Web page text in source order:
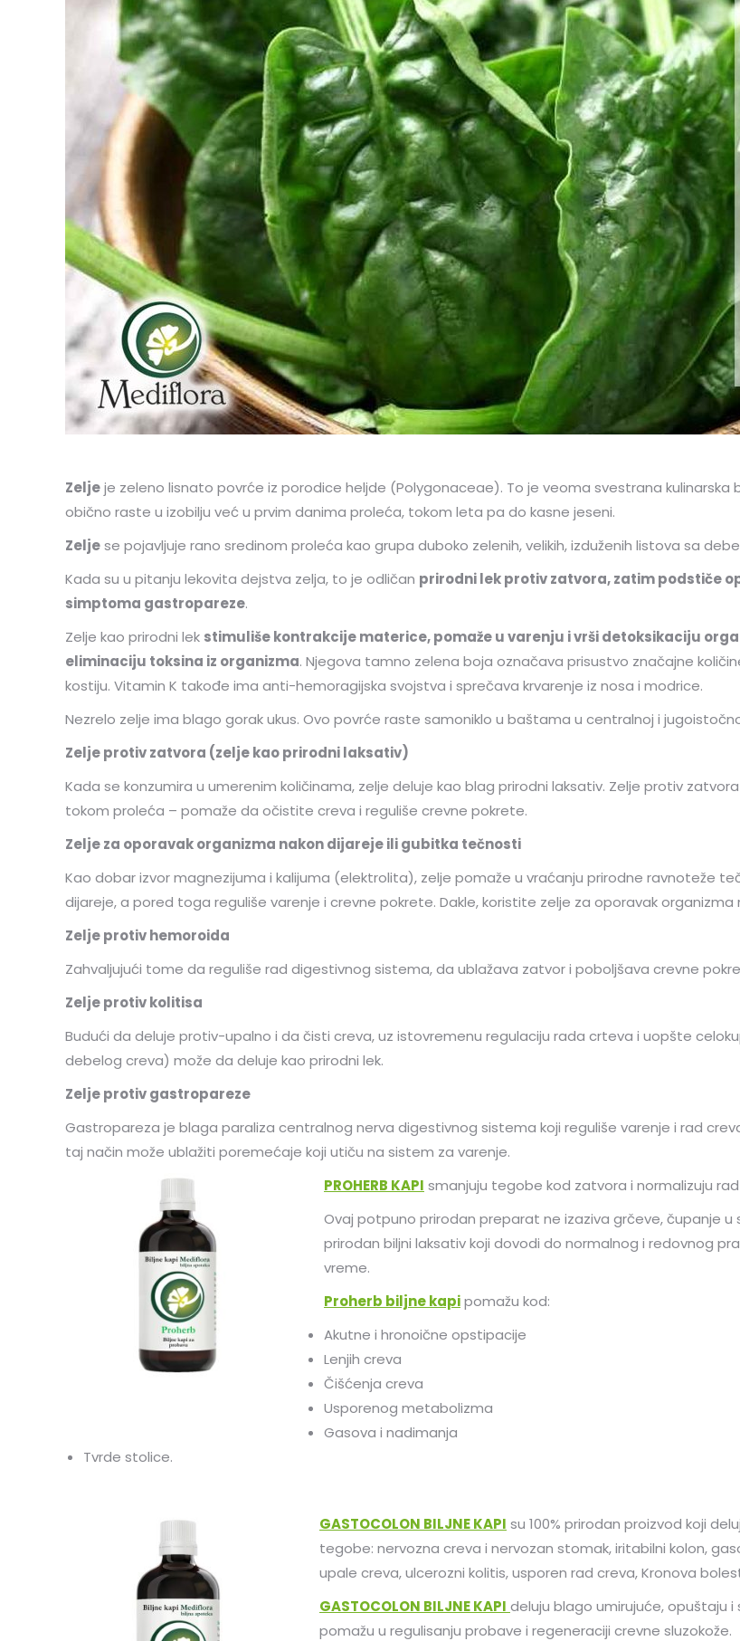
Zeljeje zeleno lisnato povrće iz porodice heljde (Polygonaceae). To je veoma svestrana kulinarska
obično raste u izobilju već u prvim danima proleća, tokom leta pa do kasne jeseni.
Zeljese pojavljuje rano sredinom proleća kao grupa duboko zelenih, velikih, izduženih listova sa
Kada su u pitanju lekovita dejstva zelja, to je odličan prirodni lek protiv zatvora, zatim podstiče
simptoma gastropareze.
Zelje kao prirodni lek stimuliše kontrakcije materice, pomaže u varenju i vrši detoksikaciju
eliminaciju toksina iz organizma. Njegova tamno zelena boja označava prisustvo značajne
kostiju. Vitamin K takođe ima anti-hemoragijska svojstva i sprečava krvarenje iz nosa i modrice.
Nezrelo zelje ima blago gorak ukus. Ovo povrće raste samoniklo u baštama u centralnoj i
Zelje protiv zatvora (zelje kao prirodni laksativ)
Kada se konzumira u umerenim količinama, zelje deluje kao blag prirodni laksativ. Zelje protiv
tokom proleća – pomaže da očistite creva i reguliše crevne pokrete.
Zelje za oporavak organizma nakon dijareje ili gubitka tečnosti
Kao dobar izvor magnezijuma i kalijuma (elektrolita), zelje pomaže u vraćanju prirodne ravnoteže
dijareje, a pored toga reguliše varenje i crevne pokrete. Dakle, koristite zelje za oporavak
Zelje protiv hemoroida
Zahvaljujući tome da reguliše rad digestivnog sistema, da ublažava zatvor i poboljšava crevne
Zelje protiv kolitisa
Budući da deluje protiv-upalno i da čisti creva, uz istovremenu regulaciju rada crteva i uopšte
debelog creva) može da deluje kao prirodni lek.
Zelje protiv gastropareze
Gastropareza je blaga paraliza centralnog nerva digestivnog sistema koji reguliše varenje i rad
taj način može ublažiti poremećaje koji utiču na sistem za varenje.
PROHERB KAPI smanjuju tegobe kod zatvora i normalizuju
Ovaj potpuno prirodan preparat ne izaziva grčeve, čupanje
prirodan biljni laksativ koji dovodi do normalnog i redovnog
vreme.
Proherb biljne kapipomažu kod:
Akutne i hronoične opstipacije
Lenjih creva
Čišćenja creva
Usporenog metabolizma
Gasova i nadimanja
Tvrde stolice.
GASTOCOLON BILJNE KAPI su 100% prirodan proizvod koji
tegobe: nervozna creva i nervozan stomak, iritabilni kolon,
upale creva, ulcerozni kolitis, usporen rad creva, Kronova
GASTOCOLON BILJNE KAPI deluju blago umirujuće, opuštaju
pomažu u regulisanju probave i regeneraciji crevne sluzokože.